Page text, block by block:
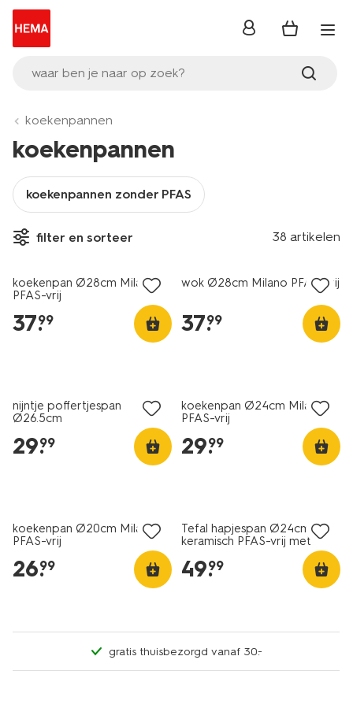
waar ben je naar op zoek?
inloggen
koekenpannen
koekenpannen
koekenpannen zonder PFAS
filter en sorteer 38 artikelen
koekenpan Ø28cm Milano
PFAS-vrij
37.
99
wok Ø28cm Milano PFAS-vrij
37.
99
nijntje poffertjespan
Ø26.5cm
29.
99
koekenpan Ø24cm Milano
PFAS-vrij
29.
99
koekenpan Ø20cm Milano
PFAS-vrij
26.
99
Tefal hapjespan Ø24cm
keramisch PFAS-vrij met
49.
99
gratis thuisbezorgd vanaf 30.-